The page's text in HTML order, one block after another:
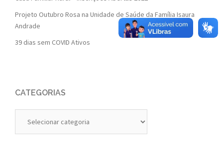
Projeto Outubro Rosa na Unidade de Saúde da Família Isaura
Andrade
39 dias sem COVID Ativos
CATEGORIAS